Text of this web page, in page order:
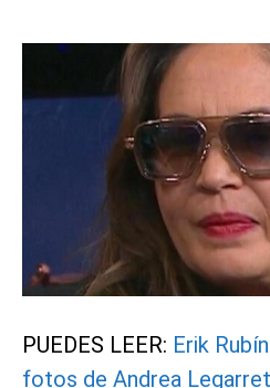
PUEDES LEER: Erik
fotos de Andrea